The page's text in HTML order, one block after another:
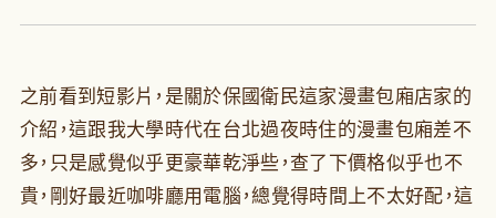
之前看到短影片，是關於保國衛民這家漫畫包廂店家的
介紹，這跟我大學時代在台北過夜時住的漫畫包廂差不
多，只是感覺似乎更豪華乾淨些，查了下價格似乎也不
貴，剛好最近咖啡廳用電腦，總覺得時間上不太好配，這